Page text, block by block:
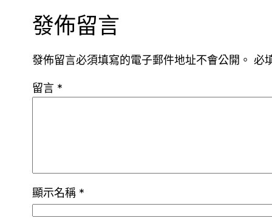
發佈留言
發佈留言必須填寫的電子郵件地址不會公開。 必
留言 *
顯示名稱 *